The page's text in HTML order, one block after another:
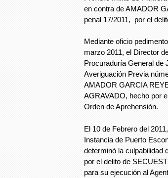
en contra de AMADOR
penal 17/2011, por el
Mediante oficio
marzo 2011, el Director
Procuraduría General de
Averiguación Previa
AMADOR GARCIA
AGRAVADO, hecho por
Orden de Aprehensión.
El 10 de Febrero del
Instancia de Puerto
determinó la culpabilidad
por el delito de
para su ejecución al